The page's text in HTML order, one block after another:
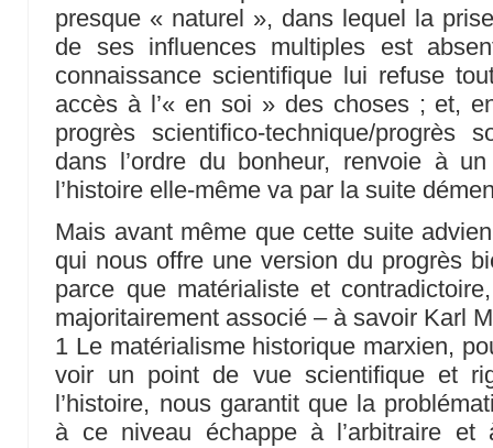
presque « naturel », dans lequel la
de ses influences multiples est
connaissance scientifique lui refuse
accès à l’« en soi » des choses ; et,
progrès scientifico-technique/progrès
dans l’ordre du bonheur, renvoie à
l’histoire elle-même va par la suite
Mais avant même que cette suite
qui nous offre une version du progrès
parce que matérialiste et
majoritairement associé – à savoir Karl
1 Le matérialisme historique marxien,
voir un point de vue scientifique et
l’histoire, nous garantit que la
à ce niveau échappe à l’arbitraire et